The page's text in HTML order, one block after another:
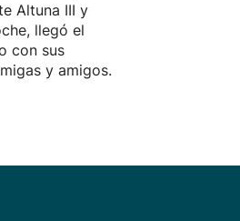
Altuna III y
llegó el
con sus
y amigos.